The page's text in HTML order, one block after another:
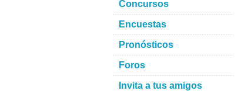
Concursos
Encuestas
Pronósticos
Foros
Invita a tus amigos